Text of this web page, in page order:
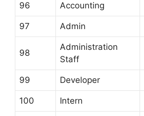
96 Accounting
97 Admin
98
Administration
Staff
99 Developer
100 Intern